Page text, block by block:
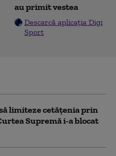
au primit vestea
Descarcă aplicația Digi
Sport
limiteze cetățenia prin
Supremă i-a blocat